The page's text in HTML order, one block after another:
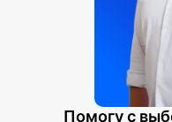
Помогу с